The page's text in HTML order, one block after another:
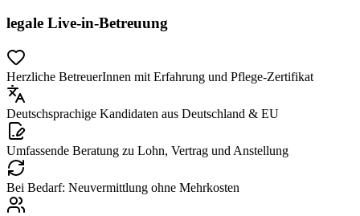
legale Live-in-Betreuung
Herzliche BetreuerInnen mit Erfahrung und Pflege-Zertifikat
Deutschsprachige Kandidaten aus Deutschland & EU
Umfassende Beratung zu Lohn, Vertrag und Anstellung
Bei Bedarf: Neuvermittlung ohne Mehrkosten